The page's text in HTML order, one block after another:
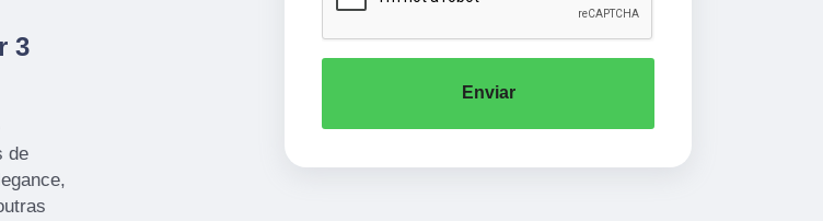
3
de
Enviar